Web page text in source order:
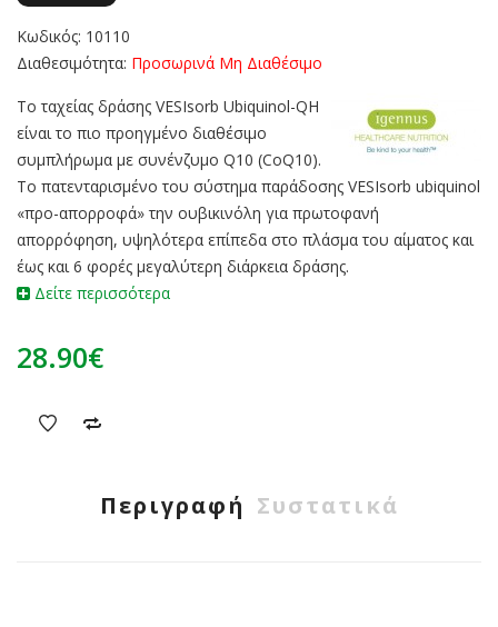
Κωδικός: 10110
Διαθεσιμότητα: Προσωρινά Μη Διαθέσιμο
Το ταχείας δράσης VESIsorb Ubiquinol-QH
είναι το πιο προηγμένο διαθέσιμο
συμπλήρωμα με συνένζυμο Q10 (CoQ10).
Το πατενταρισμένο του σύστημα παράδοσης VESIsorb ubiquinol
«προ-απορροφά» την ουβικινόλη για πρωτοφανή
απορρόφηση, υψηλότερα επίπεδα στο πλάσμα του αίματος και
έως και 6 φορές μεγαλύτερη διάρκεια δράσης.
Δείτε περισσότερα
28.90€
Περιγραφή Συστατικά